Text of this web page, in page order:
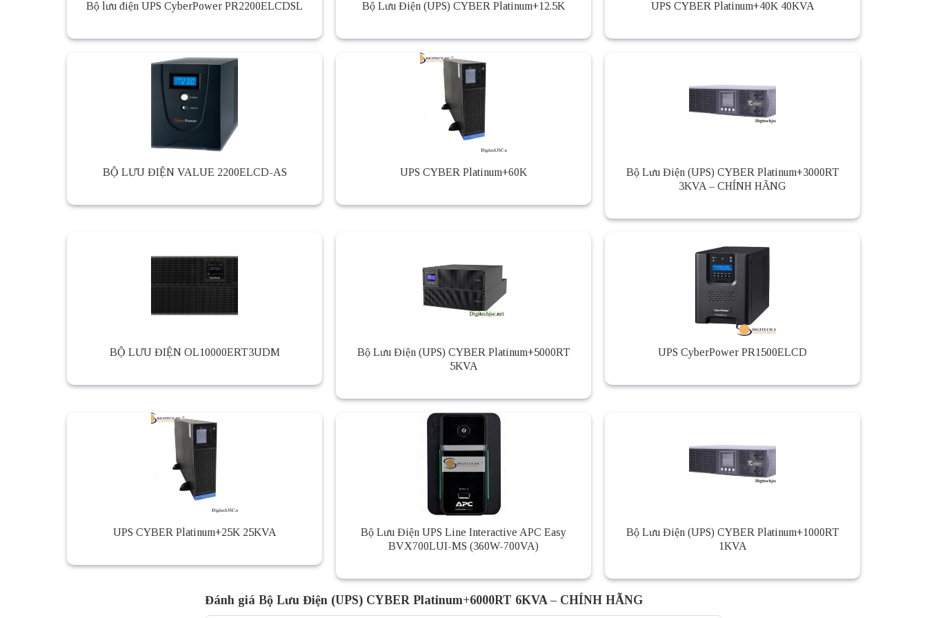
Bộ lưu điện UPS CyberPower PR2200ELCDSL Bộ Lưu Điện (UPS) CYBER Platinum+12.5K UPS CYBER Platinum+40K 40KVA
BỘ LƯU ĐIỆN VALUE 2200ELCD-AS UPS CYBER Platinum+60K
Bộ Lưu Điện (UPS) CYBER Platinum+3000RT
3KVA – CHÍNH HÃNG
BỘ LƯU ĐIỆN OL10000ERT3UDM
Bộ Lưu Điện (UPS) CYBER Platinum+5000RT
5KVA
UPS CyberPower PR1500ELCD
UPS CYBER Platinum+25K 25KVA
Bộ Lưu Điện UPS Line Interactive APC Easy
BVX700LUI-MS (360W-700VA)
Bộ Lưu Điện (UPS) CYBER Platinum+1000RT
1KVA
Đánh giá Bộ Lưu Điện (UPS) CYBER Platinum+6000RT 6KVA – CHÍNH HÃNG